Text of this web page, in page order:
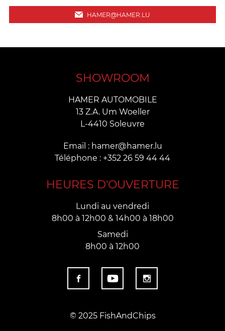
HAMER@HAMER.LU
SHOWROOM
HAMER AUTOMOBILE
13 Z.A. Um Woeller
L-4410 Soleuvre
Email : hamer@hamer.lu
Téléphone : +352 26 59 44 44
HEURES D'OUVERTURE
Lundi au vendredi
8h00 à 12h00 & 14h00 à 18h00
Samedi
8h00 à 12h00
© 2025 FishAndChips